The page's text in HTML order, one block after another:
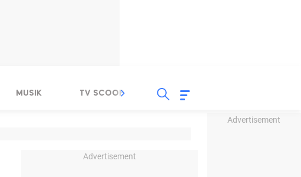
Advertisement
MUSIK TV SCOOP LIRIK
Advertisement